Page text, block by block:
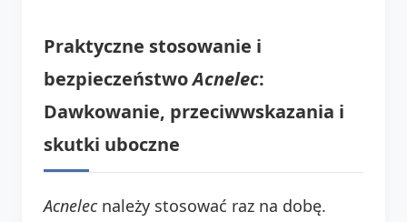
Praktyczne stosowanie i
bezpieczeństwoAcnelec:
Dawkowanie, przeciwwskazania i
skutki uboczne
Acnelecnależy stosować raz na dobę.